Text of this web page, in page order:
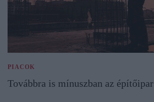
PIACOK
Továbbra is mínuszban az építőipar